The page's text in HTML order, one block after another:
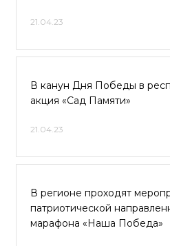
21.04.23
В канун Дня Победы в
акция «Сад Памяти»
21.04.23
В регионе проходят
патриотической
марафона «Наша Победа»